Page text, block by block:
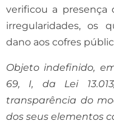
verificou a presença
irregularidades, os
dano aos cofres
Objeto indefinido,
69, I, da Lei
transparência do
dos seus elementos